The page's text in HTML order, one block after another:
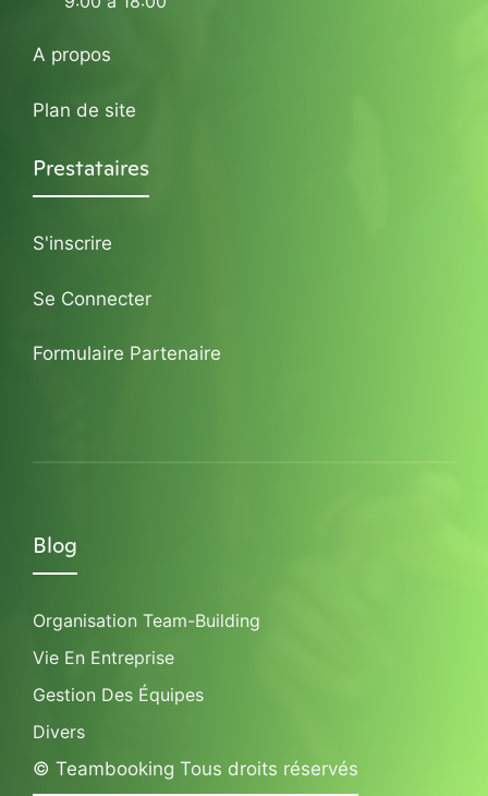
A propos
Plan de site
Prestataires
S'inscrire
Se Connecter
Formulaire Partenaire
Blog
Organisation Team-Building
Vie En Entreprise
Gestion Des Équipes
Divers
© Teambooking Tous droits réservés